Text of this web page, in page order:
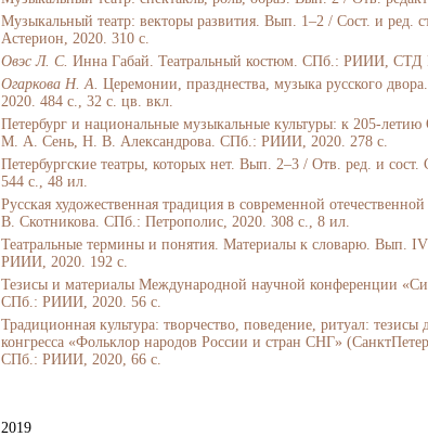
Музыкальный театр: векторы развития. Вып. 1–2 / Сост. и
Астерион, 2020. 310 с.
Овэс Л. С. Инна Габай. Театральный костюм. СПб.: РИИИ, СТД
Огаркова Н. А. Церемонии, празднества, музыка русского
2020. 484 с., 32 с. цв. вкл.
Петербург и национальные музыкальные культуры: к 205-
М. А. Сень, Н. В. Александрова. СПб.: РИИИ, 2020. 278 с.
Петербургские театры, которых нет. Вып. 2–3 / Отв. ред. и
544 с., 48 ил.
Русская художественная традиция в современной
В. Скотникова. СПб.: Петрополис, 2020. 308 с., 8 ил.
Театральные термины и понятия. Материалы к словарю.
РИИИ, 2020. 192 с.
Тезисы и материалы Международной научной конференции
СПб.: РИИИ, 2020. 56 с.
Традиционная культура: творчество, поведение, ритуал:
конгресса «Фольклор народов России и стран СНГ»
СПб.: РИИИ, 2020, 66 с.
2019